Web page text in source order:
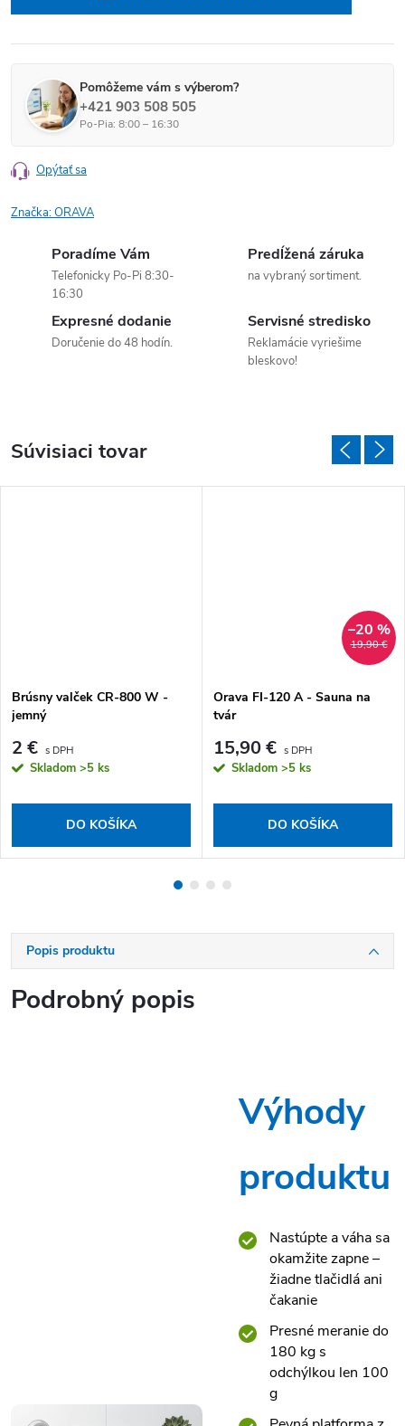
Pomôžeme vám s výberom?
+421 903 508 505
Po-Pia: 8:00 – 16:30
Opýtať sa
Značka:ORAVA
Poradíme Vám
Telefonicky Po-Pi 8:30-
16:30
Predĺžená záruka
na vybraný sortiment.
Expresné dodanie
Doručenie do 48 hodín.
Servisné stredisko
Reklamácie vyriešime
bleskovo!
Súvisiaci tovar
Brúsny valček CR-800 W -
jemný
2 €
Skladom >5 ks
DO KOŠÍKA
19,90 €
–20 %
Orava FI-120 A - Sauna na
tvár
15,90 €
Skladom >5 ks
DO KOŠÍKA
Popis produktu
Podrobný popis
Výhody
produktu
Nastúpte a váha sa
okamžite zapne –
žiadne tlačidlá ani
čakanie
Presné meranie do
180 kg s
odchýlkou len 100
g